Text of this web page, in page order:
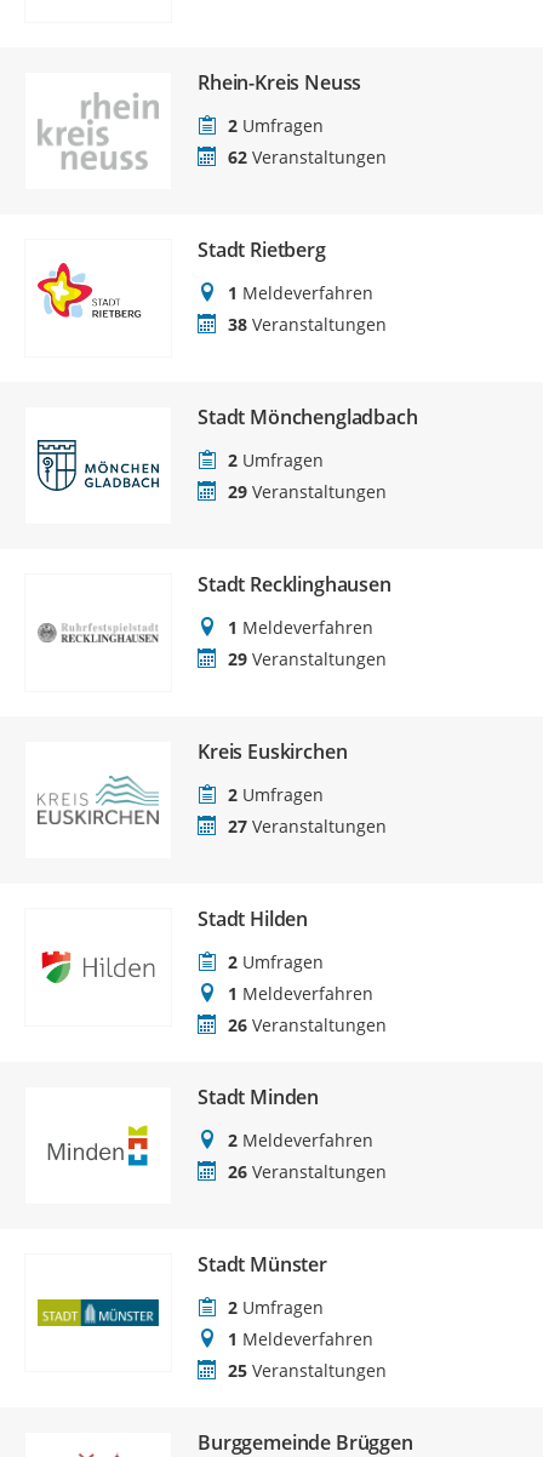
Rhein-Kreis Neuss
2 Umfragen
62 Veranstaltungen
Stadt Rietberg
1 Meldeverfahren
38 Veranstaltungen
Stadt Mönchengladbach
2 Umfragen
29 Veranstaltungen
Stadt Recklinghausen
1 Meldeverfahren
29 Veranstaltungen
Kreis Euskirchen
2 Umfragen
27 Veranstaltungen
Stadt Hilden
2 Umfragen
1 Meldeverfahren
26 Veranstaltungen
Stadt Minden
2 Meldeverfahren
26 Veranstaltungen
Stadt Münster
2 Umfragen
1 Meldeverfahren
25 Veranstaltungen
Burggemeinde Brüggen